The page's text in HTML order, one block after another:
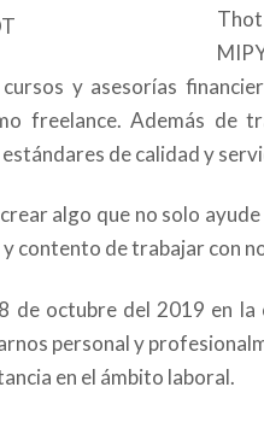
y asesorías
freelance. Además de
de calidad y
algo que no solo
contento de trabajar con
de octubre del 2019 en
personal y
en el ámbito laboral.